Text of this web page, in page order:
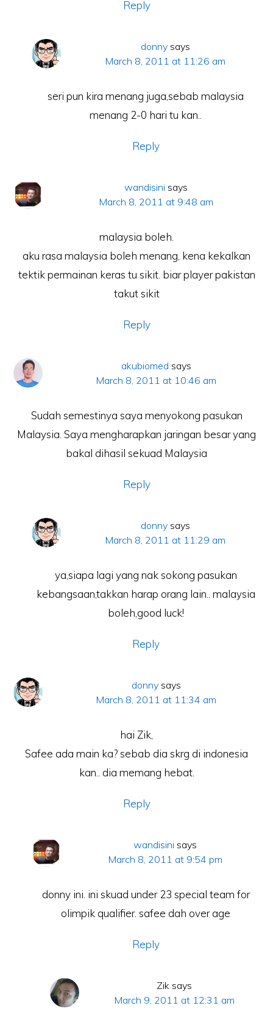
Reply
donny says
March 8, 2011 at 11:26 am
seri pun kira menang juga,sebab malaysia
menang 2-0 hari tu kan..
Reply
wandisini says
March 8, 2011 at 9:48 am
malaysia boleh.
aku rasa malaysia boleh menang, kena kekalkan
tektik permainan keras tu sikit. biar player pakistan
takut sikit
Reply
akubiomed says
March 8, 2011 at 10:46 am
Sudah semestinya saya menyokong pasukan
Malaysia. Saya mengharapkan jaringan besar yang
bakal dihasil sekuad Malaysia
Reply
donny says
March 8, 2011 at 11:29 am
ya,siapa lagi yang nak sokong pasukan
kebangsaan,takkan harap orang lain.. malaysia
boleh,good luck!
Reply
donny says
March 8, 2011 at 11:34 am
hai Zik,
Safee ada main ka? sebab dia skrg di indonesia
kan.. dia memang hebat.
Reply
wandisini says
March 8, 2011 at 9:54 pm
donny ini. ini skuad under 23 special team for
olimpik qualifier. safee dah over age
Reply
Zik says
March 9, 2011 at 12:31 am